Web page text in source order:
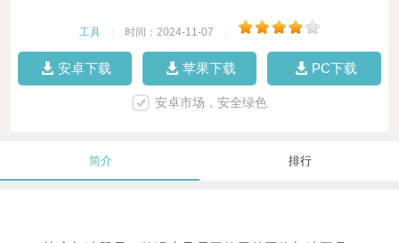
工具 时间：2024-11-07
安卓下载 苹果下载 PC下载
安卓市场，安全绿色
简介 排行